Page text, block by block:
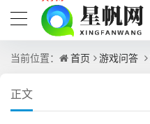
当前位置： 首页 游戏问答
正文